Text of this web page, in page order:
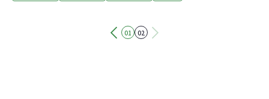
課程主題為「關懷河川，從何做起」，從大漢溪的歷史說
01 02